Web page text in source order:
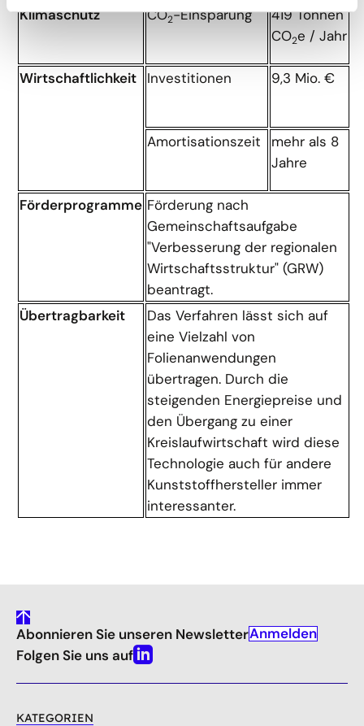
Klimaschutz
CO2-Einsparung
419 Tonnen
CO2e / Jahr
Wirtschaftlichkeit Investitionen 9,3 Mio. €
Amortisationszeit
mehr als 8
Jahre
Förderprogramme Förderung nach
Gemeinschaftsaufgabe
"Verbesserung der regionalen
Wirtschaftsstruktur" (GRW)
beantragt.
Übertragbarkeit
Das Verfahren lässt sich auf
eine Vielzahl von
Folienanwendungen
übertragen. Durch die
steigenden Energiepreise und
den Übergang zu einer
Kreislaufwirtschaft wird diese
Technologie auch für andere
Kunststoffhersteller immer
interessanter.
gehe
nach
oben
Abonnieren Sie unseren NewsletterAnmelden
Folgen Sie uns aufLinkedin
KATEGORIEN